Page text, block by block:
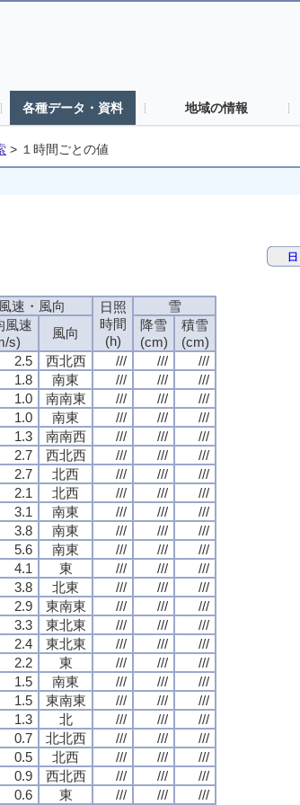
各種データ・資料 地域の情報
> １時間ごとの値
風速・風向
日照
時間
(h)
雪
風速
s)
風向
降雪
(cm)
積雪
(cm)
2.5 西北西 /// ///
///
1.8 南東 /// ///
///
1.0 南南東 /// ///
///
1.0 南東 /// ///
///
1.3 南南西 /// ///
///
2.7 西北西 /// ///
///
2.7 北西 /// ///
///
2.1 北西 /// ///
///
3.1 南東 /// ///
///
3.8 南東 /// ///
///
5.6 南東 /// ///
///
4.1 東 /// ///
///
3.8 北東 /// ///
///
2.9 東南東 /// ///
///
3.3 東北東 /// ///
///
2.4 東北東 /// ///
///
2.2 東 /// ///
///
1.5 南東 /// ///
///
1.5 東南東 /// ///
///
1.3 北 /// ///
///
0.7 北北西 /// ///
///
0.5 北西 /// ///
///
0.9 西北西 /// ///
///
0.6 東 /// /// ///